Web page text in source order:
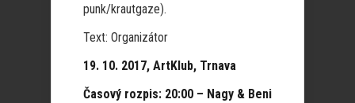
punk/krautgaze).
Text: Organizátor
19. 10. 2017, ArtKlub, Trnava
Časový rozpis: 20:00 – Nagy & Beni